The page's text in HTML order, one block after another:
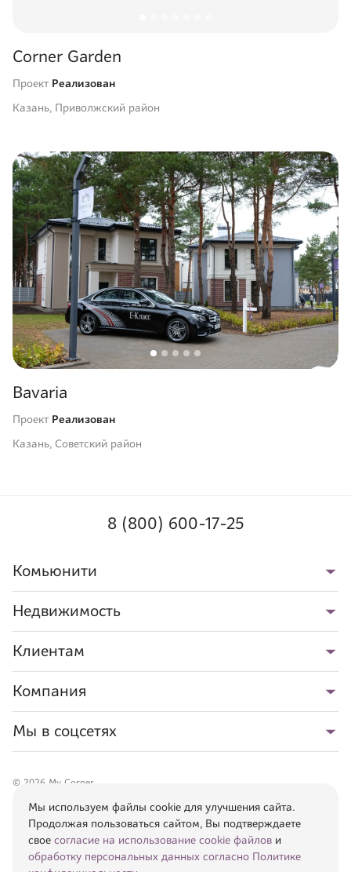
Мы используем файлы cookie для улучшения сайта.
Продолжая пользоваться сайтом, Вы подтверждаете
свое согласие на использование cookie файлов и
обработку персональных данных согласно Политике
Corner Garden
Проект Реализован
Казань, Приволжский район
Bavaria
Проект Реализован
Казань, Советский район
8 (800) 600-17-25
Комьюнити
Недвижимость
Клиентам
Компания
Мы в соцсетях
© 2026 My Corner
При использовании данного сайта, Вы подтверждаете свое согласие на
использование cookie файлов и обработку персональных данных
Информация, указанная на сайте, носит исключительно рекламный
характер. Все представленные материалы, фотографии, планировки,
проекты использованы с целью визуального представления о